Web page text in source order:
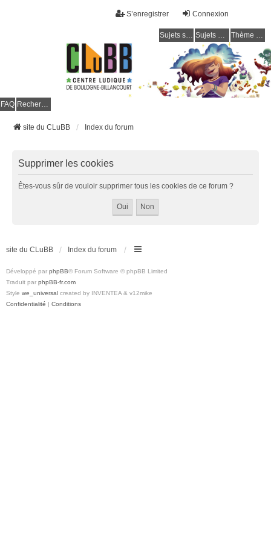
Connexion
S’enregistrer
Sujets sans réponse Sujets actifs Thème clair / foncé
FAQ Rechercher
site du CLuBB Index du forum
Supprimer les cookies
Êtes-vous sûr de vouloir supprimer tous les cookies de ce forum ?
site du CLuBB Index du forum
Développé par phpBB® Forum Software © phpBB Limited
Traduit par phpBB-fr.com
Style we_universal created by INVENTEA & v12mike
Confidentialité | Conditions